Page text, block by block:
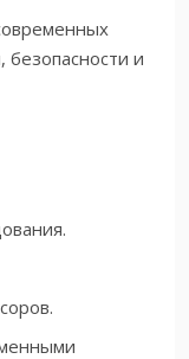
безопасности и